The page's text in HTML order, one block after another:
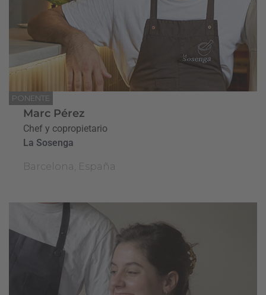
PONENTE
Marc Pérez
Chef y copropietario
La Sosenga
Barcelona, España